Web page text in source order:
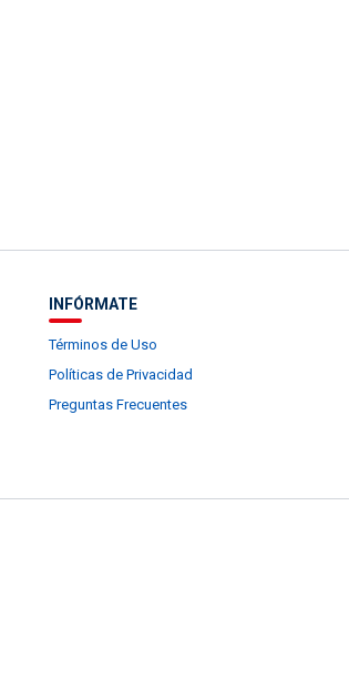
INFÓRMATE
Términos de Uso
Políticas de Privacidad
Preguntas Frecuentes